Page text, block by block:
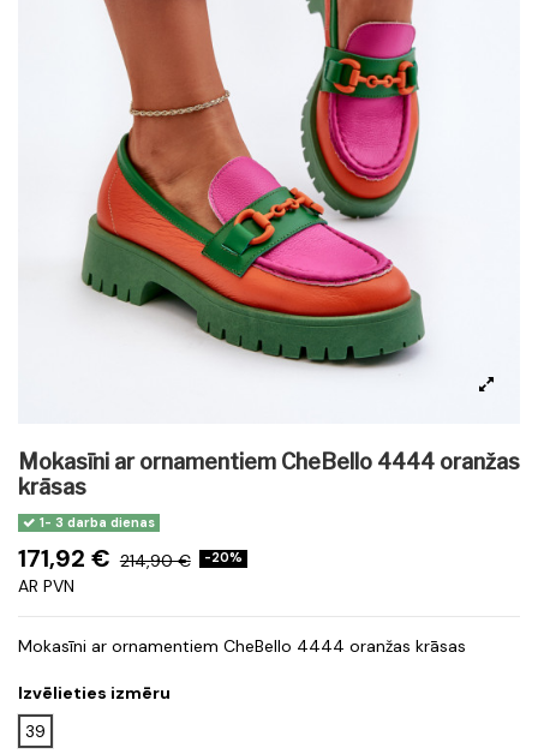
Mokasīni ar ornamentiem CheBello 4444 oranžas
krāsas
1- 3 darba dienas
171,92 € 214,90 € -20%
AR PVN
Mokasīni ar ornamentiem CheBello 4444 oranžas krāsas
Izvēlieties izmēru
39